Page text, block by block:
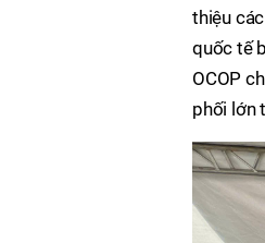
thiệu
quốc tế
OCOP
phối lớn